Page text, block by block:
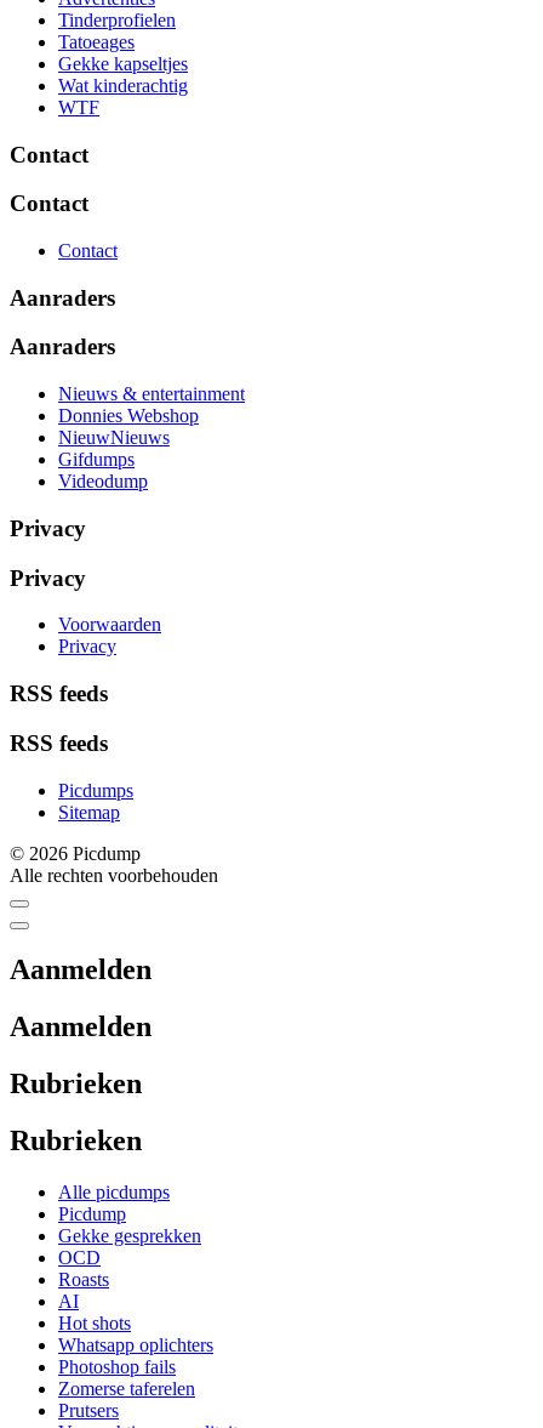
Tinderprofielen
Tatoeages
Gekke kapseltjes
Wat kinderachtig
WTF
Contact
Contact
Contact
Aanraders
Aanraders
Nieuws & entertainment
Donnies Webshop
NieuwNieuws
Gifdumps
Videodump
Privacy
Privacy
Voorwaarden
Privacy
RSS feeds
RSS feeds
Picdumps
Sitemap
© 2026 Picdump
Alle rechten voorbehouden
Aanmelden
Aanmelden
Rubrieken
Rubrieken
Alle picdumps
Picdump
Gekke gesprekken
OCD
Roasts
AI
Hot shots
Whatsapp oplichters
Photoshop fails
Zomerse taferelen
Prutsers